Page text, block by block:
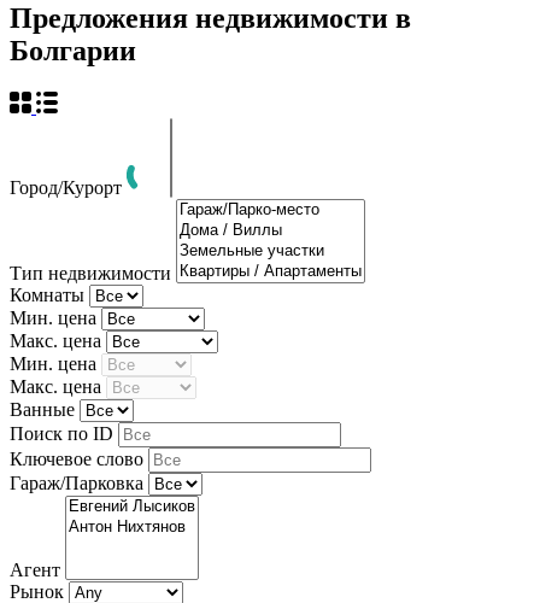
Предложения недвижимости в
Болгарии
Город/Курорт
Тип недвижимости
Комнаты
Мин. цена
Макс. цена
Мин. цена
Макс. цена
Ванные
Поиск по ID
Ключевое слово
Гараж/Парковка
Агент
Рынок